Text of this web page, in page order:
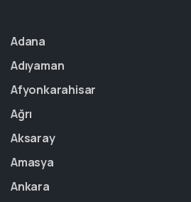
Adana
Adıyaman
Afyonkarahisar
Ağrı
Aksaray
Amasya
Ankara